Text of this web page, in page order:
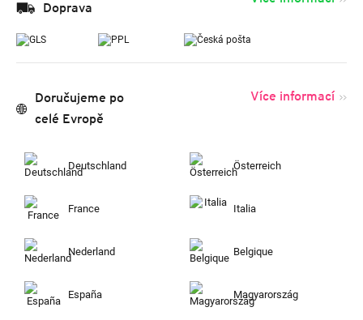
Doprava
Doručujeme po
celé Evropě
Více informací
Deutschland Österreich
France Italia
Nederland Belgique
España Magyarország